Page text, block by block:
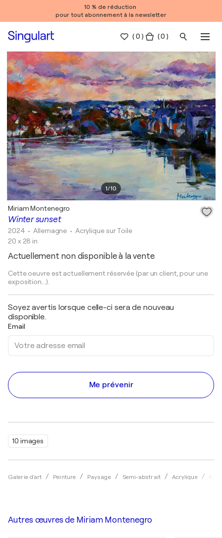
10 % de réduction
pour tout abonnement à la newsletter
(0 ) ( 0 )
1/10
10 images
Galerie d'art Peinture Paysage Semi-abstrait Acrylique
Winter sunset
Miriam Montenegro
2024 • Allemagne • Acrylique sur Toile
20 x 28 in
Actuellement non disponible à la vente
Cette oeuvre est actuellement réservée (par un client, pour une
exposition...).
Soyez avertis lorsque celle-ci sera de nouveau
disponible.
Email
Me prévenir
Autres œuvres de Miriam Montenegro